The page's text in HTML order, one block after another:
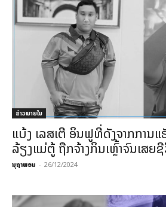
ຂ່າວພາຍ​ໃນ
ແບ້ງ ເລສເຕີ ອິນຟູທີ່ດັງຈາກການ
ລ້ຽງແມ່ຕູ້ ຖືກຈ້າງກິນເຫຼົ້າຈົນເສຍ
ນຸຖາພອນ - 26/12/2024